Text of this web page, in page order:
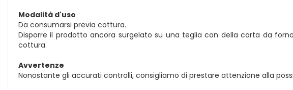
Modalità d'uso
Da consumarsi previa cottura.
Disporre il prodotto ancora surgelato su una teglia con della carta da
cottura.
Avvertenze
Nonostante gli accurati controlli, consigliamo di prestare attenzione alla